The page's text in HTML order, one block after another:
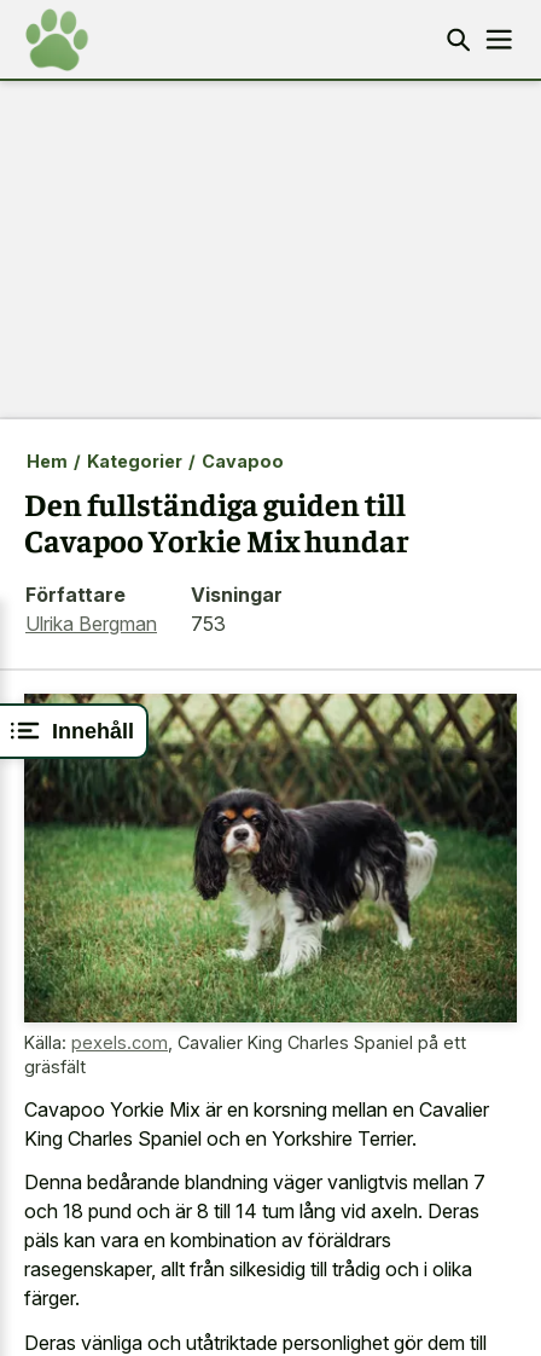
Innehåll
Hem / Kategorier / Cavapoo
Den fullständiga guiden till
Cavapoo Yorkie Mix hundar
Författare
Ulrika Bergman
Visningar
753
Källa: pexels.com Cavalier King Charles Spaniel på ett
gräsfält
Cavapoo Yorkie Mix är en korsning mellan en Cavalier
King Charles Spaniel och en Yorkshire Terrier.
Denna bedårande blandning väger vanligtvis mellan 7
och 18 pund och är 8 till 14 tum lång vid axeln. Deras
päls kan vara en kombination av föräldrars
rasegenskaper, allt från silkesidig till trådig och i olika
färger.
Deras vänliga och utåtriktade personlighet gör dem till